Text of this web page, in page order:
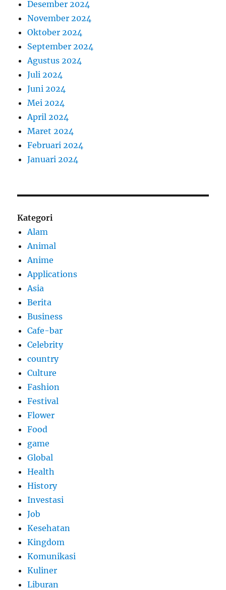
Desember 2024
November 2024
Oktober 2024
September 2024
Agustus 2024
Juli 2024
Juni 2024
Mei 2024
April 2024
Maret 2024
Februari 2024
Januari 2024
Kategori
Alam
Animal
Anime
Applications
Asia
Berita
Business
Cafe-bar
Celebrity
country
Culture
Fashion
Festival
Flower
Food
game
Global
Health
History
Investasi
Job
Kesehatan
Kingdom
Komunikasi
Kuliner
Liburan